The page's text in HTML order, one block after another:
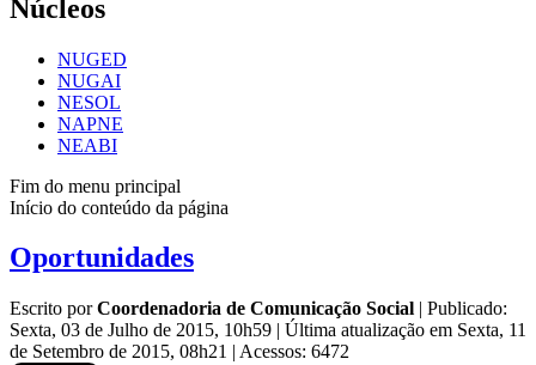
Núcleos
NUGED
NUGAI
NESOL
NAPNE
NEABI
Fim do menu principal
Início do conteúdo da página
Oportunidades
Escrito porCoordenadoria de Comunicação Social | Publicado:
Sexta, 03 de Julho de 2015, 10h59 | Última atualização em Sexta, 11
de Setembro de 2015, 08h21 | Acessos: 6472